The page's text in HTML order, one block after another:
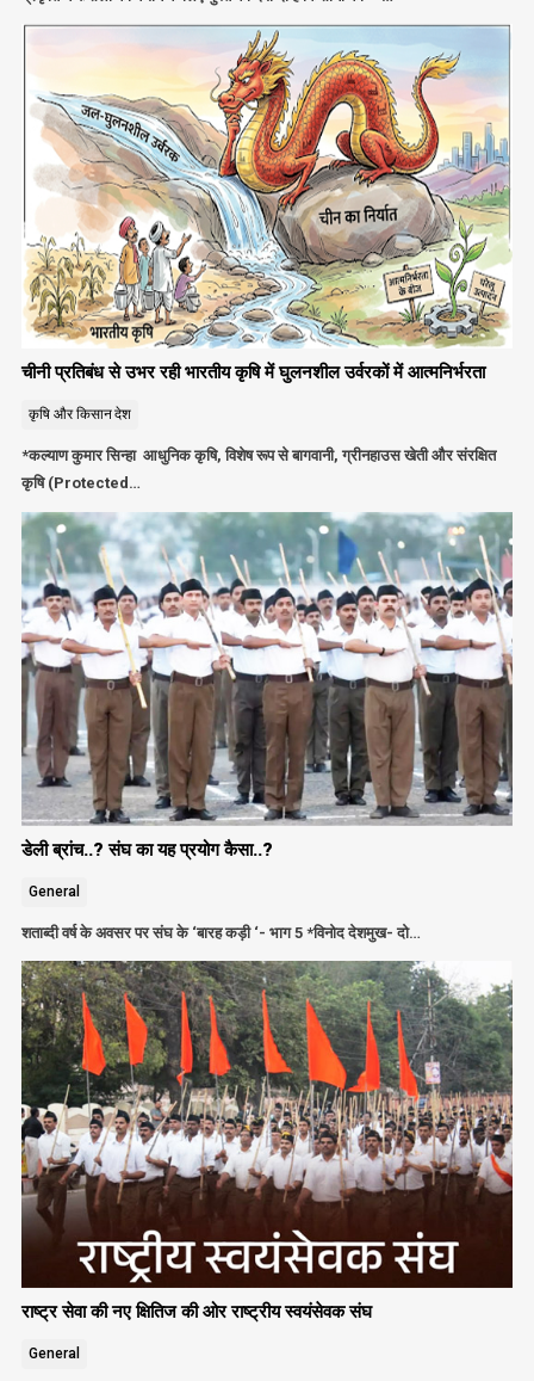
चीनी प्रतिबंध से उभर रही भारतीय कृषि में घुलनशील उर्वरकों में आत्मनिर्भरता
कृषि और किसानदेश
*कल्याण कुमार सिन्हा आधुनिक कृषि, विशेष रूप से बागवानी, ग्रीनहाउस खेती और संरक्षित
कृषि (Protected…
डेली ब्रांच..? संघ का यह प्रयोग कैसा..?
General
शताब्दी वर्ष के अवसर पर संघ के ‘बारह कड़ी ‘- भाग 5 *विनोद देशमुख- दो…
राष्ट्र सेवा की नए क्षितिज की ओर राष्ट्रीय स्वयंसेवक संघ
General